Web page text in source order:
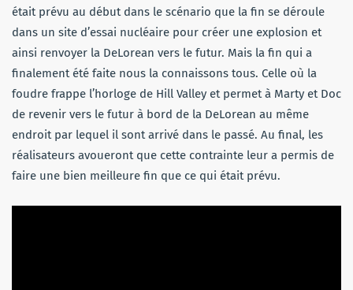
était prévu au début dans le scénario que la fin se déroule
dans un site d’essai nucléaire pour créer une explosion et
ainsi renvoyer la DeLorean vers le futur. Mais la fin qui a
finalement été faite nous la connaissons tous. Celle où la
foudre frappe l’horloge de Hill Valley et permet à Marty et Doc
de revenir vers le futur à bord de la DeLorean au même
endroit par lequel il sont arrivé dans le passé. Au final, les
réalisateurs avoueront que cette contrainte leur a permis de
faire une bien meilleure fin que ce qui était prévu.